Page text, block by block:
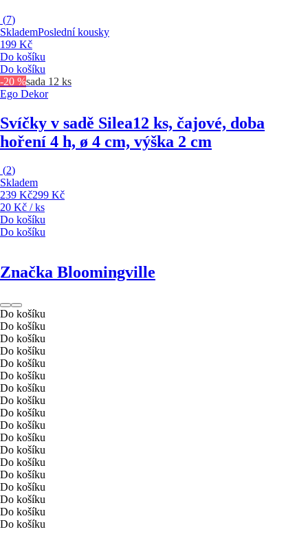
(7)
SklademPoslední kousky
199 Kč
Do košíku
Do košíku
-20 %sada 12 ks
Ego Dekor
Svíčky v sadě Silea12 ks, čajové, doba
hoření 4 h, ø 4 cm, výška 2 cm
(2)
Skladem
239 Kč299 Kč
20 Kč / ks
Do košíku
Do košíku
Značka Bloomingville
Do košíku
Do košíku
Do košíku
Do košíku
Do košíku
Do košíku
Do košíku
Do košíku
Do košíku
Do košíku
Do košíku
Do košíku
Do košíku
Do košíku
Do košíku
Do košíku
Do košíku
Do košíku